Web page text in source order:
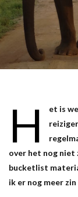
H
et is
over het nog niet
bucketlist
ik er nog meer zin